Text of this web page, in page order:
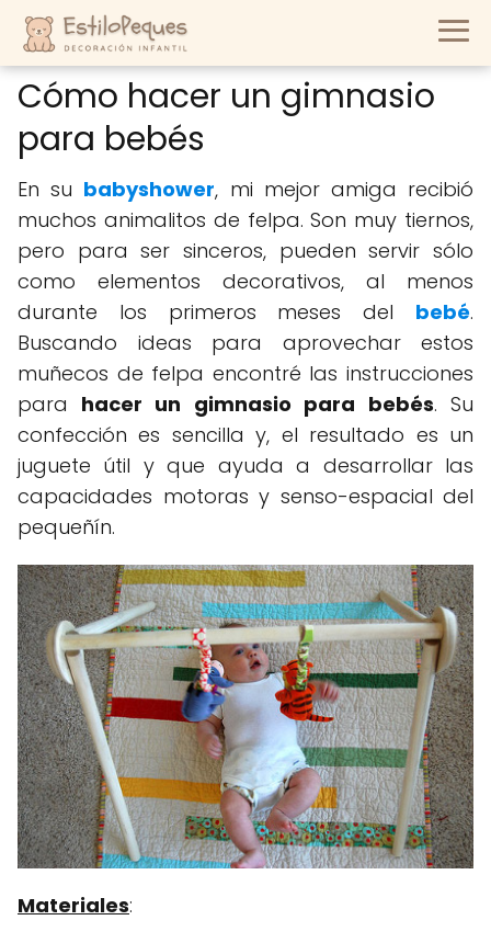
Cómo hacer un gimnasio
para bebés
En su babyshower, mi mejor amiga recibió
muchos animalitos de felpa. Son muy tiernos,
pero para ser sinceros, pueden servir sólo
como elementos decorativos, al menos
durante los primeros meses del bebé.
Buscando ideas para aprovechar estos
muñecos de felpa encontré las instrucciones
para hacer un gimnasio para bebés. Su
confección es sencilla y, el resultado es un
juguete útil y que ayuda a desarrollar las
capacidades motoras y senso-espacial del
pequeñín.
Materiales: